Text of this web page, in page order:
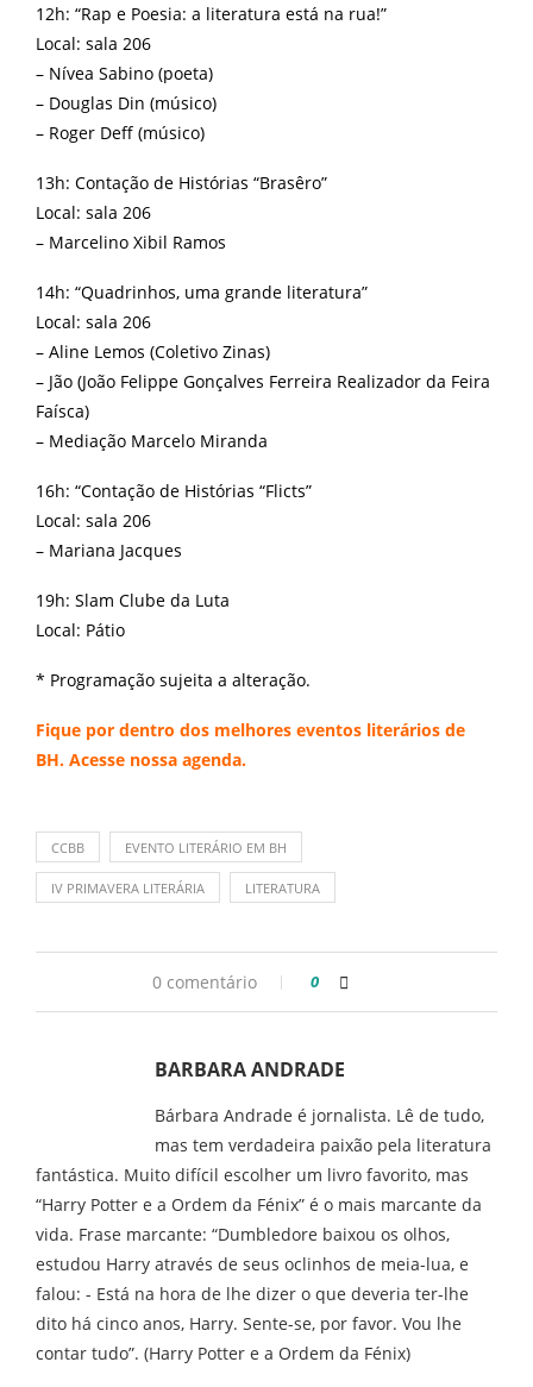
12h: “Rap e Poesia: a literatura está na rua!”
Local: sala 206
– Nívea Sabino (poeta)
– Douglas Din (músico)
– Roger Deff (músico)
13h: Contação de Histórias “Brasêro”
Local: sala 206
– Marcelino Xibil Ramos
14h: “Quadrinhos, uma grande literatura”
Local: sala 206
– Aline Lemos (Coletivo Zinas)
– Jão (João Felippe Gonçalves Ferreira Realizador da Feira
Faísca)
– Mediação Marcelo Miranda
16h: “Contação de Histórias “Flicts”
Local: sala 206
– Mariana Jacques
19h: Slam Clube da Luta
Local: Pátio
* Programação sujeita a alteração.
Fique por dentro dos melhores eventos literários de
BH. Acesse nossa agenda.
CCBB EVENTO LITERÁRIO EM BH
IV PRIMAVERA LITERÁRIA LITERATURA
0 comentário 0
BARBARA ANDRADE
Bárbara Andrade é jornalista. Lê de tudo,
mas tem verdadeira paixão pela literatura
fantástica. Muito difícil escolher um livro favorito, mas
“Harry Potter e a Ordem da Fénix” é o mais marcante da
vida. Frase marcante: “Dumbledore baixou os olhos,
estudou Harry através de seus oclinhos de meia-lua, e
falou: - Está na hora de lhe dizer o que deveria ter-lhe
dito há cinco anos, Harry. Sente-se, por favor. Vou lhe
contar tudo”. (Harry Potter e a Ordem da Fénix)